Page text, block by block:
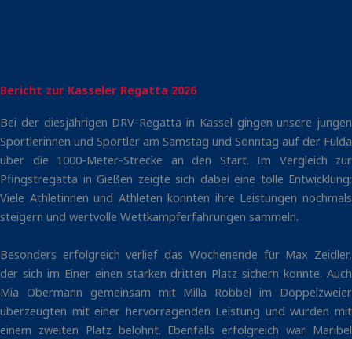
Bericht zur Kasseler Regatta 2026
Bei der diesjährigen DRV-Regatta in Kassel gingen unsere jungen
Sportlerinnen und Sportler am Samstag und Sonntag auf der Fulda
über die 1000-Meter-Strecke an den Start. Im Vergleich zur
Pfingstregatta in Gießen zeigte sich dabei eine tolle Entwicklung:
Viele Athletinnen und Athleten konnten ihre Leistungen nochmals
steigern und wertvolle Wettkampferfahrungen sammeln.
Besonders erfolgreich verlief das Wochenende für Max Zeidler,
der sich im Einer einen starken dritten Platz sichern konnte. Auch
Mia Obermann gemeinsam mit Milla Röbbel im Doppelzweier
überzeugten mit einer hervorragenden Leistung und wurden mit
einem zweiten Platz belohnt. Ebenfalls erfolgreich war Maribel